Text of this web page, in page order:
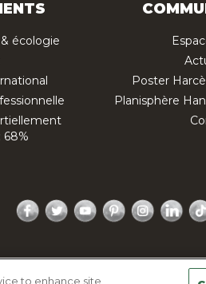
écologie
68%
Poster
Planisphère
Facebook
TwitterYouTubePinterest
to enhance site